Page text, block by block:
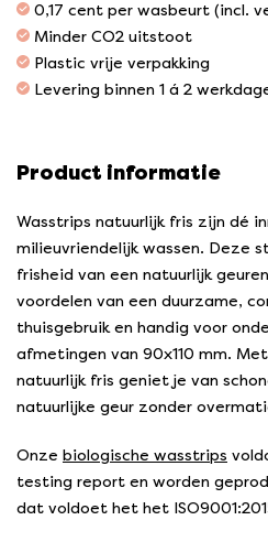
0,17 cent per wasbeurt (incl.
Minder CO2 uitstoot
Plastic vrije verpakking
Levering binnen 1 á 2
Product informatie
Wasstrips natuurlijk fris zijn dé
milieuvriendelijk wassen. Deze
frisheid van een natuurlijk
voordelen van een duurzame,
thuisgebruik en handig voor
afmetingen van 90x110 mm.
natuurlijk fris geniet je van
natuurlijke geur zonder
Onze biologische wasstrips
testing report en worden
dat voldoet het het